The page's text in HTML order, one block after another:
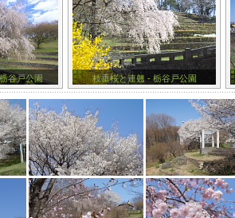
谷戸公園 枝垂桜と連翹 - 栃谷戸公園